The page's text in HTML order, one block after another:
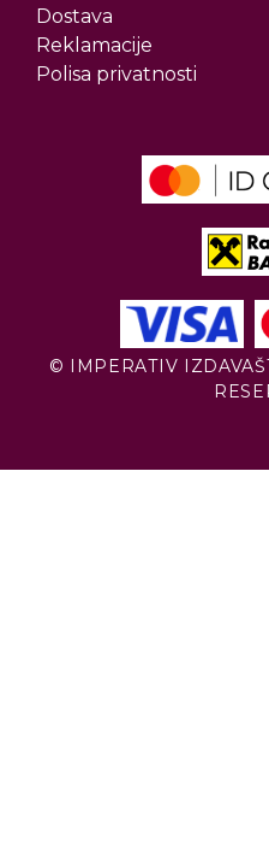
Dostava
Reklamacije
Polisa privatnosti
© IMPERATIV